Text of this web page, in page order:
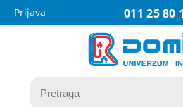
011 25 80
Prijava